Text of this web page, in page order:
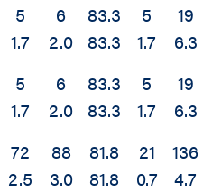
5
1.7
6
2.0
83.3
83.3
5
1.7
19
6.3
5
1.7
6
2.0
83.3
83.3
5
1.7
19
6.3
72
2.5
88
3.0
81.8
81.8
21
0.7
136
4.7